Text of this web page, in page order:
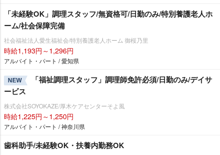
「未経験OK」調理スタッフ/無資格可/日勤のみ/特別養護老人ホ
ーム/社会保障完備
社会福祉法人愛生福祉会/特別養護老人ホーム 御桜乃里
時給1,193円～1,296円
アルバイト・パート / 愛知県
NEW
「福祉調理スタッフ」調理師免許必須/日勤のみ/デイサ
ービス
株式会社SOYOKAZE/厚木ケアセンターそよ風
時給1,225円～1,250円
アルバイト・パート / 神奈川県
歯科助手/未経験OK・扶養内勤務OK